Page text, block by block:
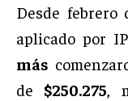
Desde
aplicado por
más
de $250.275,